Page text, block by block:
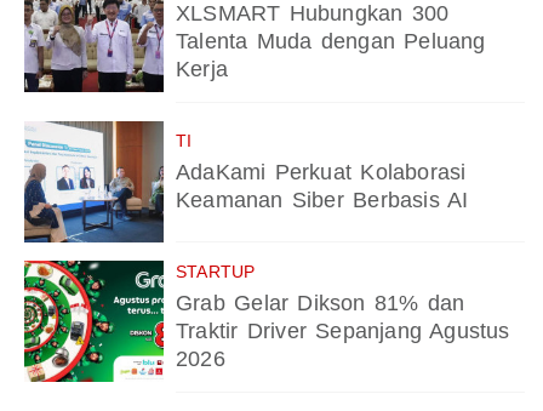
XLSMART Hubungkan 300
Talenta Muda dengan Peluang
Kerja
TI
AdaKami Perkuat Kolaborasi
Keamanan Siber Berbasis AI
STARTUP
Grab Gelar Dikson 81% dan
Traktir Driver Sepanjang Agustus
2026